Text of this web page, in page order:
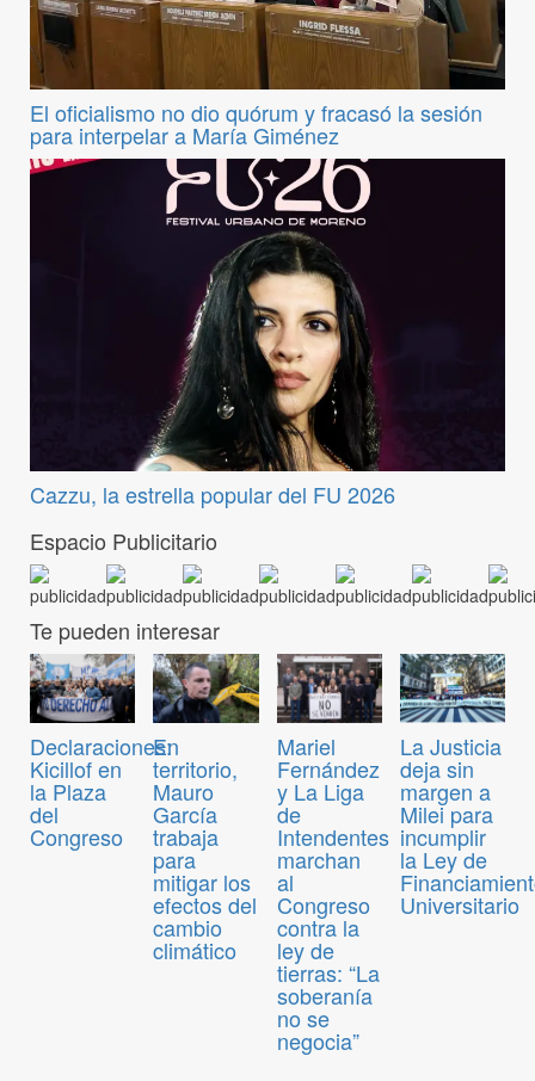
El oficialismo no dio quórum y fracasó la sesión
para interpelar a María Giménez
Cazzu, la estrella popular del FU 2026
Espacio Publicitario
Te pueden interesar
Declaraciones:
Kicillof en
la Plaza
del
Congreso
En
territorio,
Mauro
García
trabaja
para
mitigar los
efectos del
cambio
climático
Mariel
Fernández
y La Liga
de
Intendentes
marchan
al
Congreso
contra la
ley de
tierras: “La
soberanía
no se
negocia”
La Justicia
deja sin
margen a
Milei para
incumplir
la Ley de
Universitario